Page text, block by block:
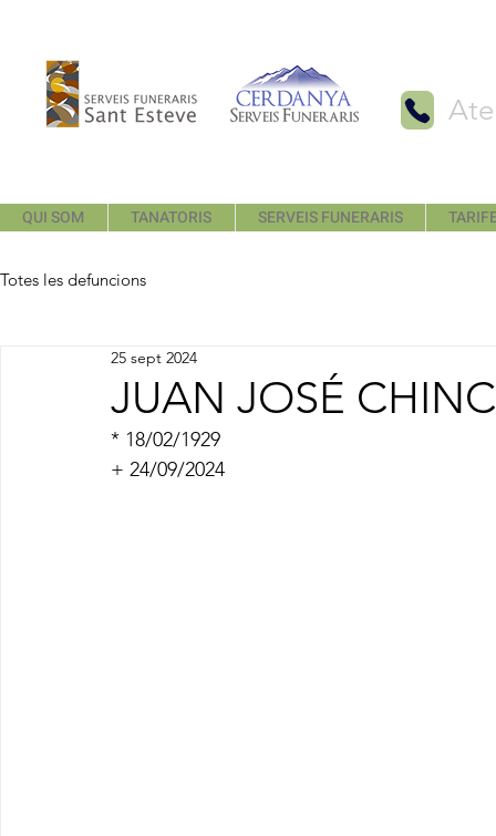
QUI SOM TANATORIS SERVEIS FUNERARIS
Totes les defuncions
JUAN JOSÉ
25 sept 2024
* 18/02/1929
+ 24/09/2024